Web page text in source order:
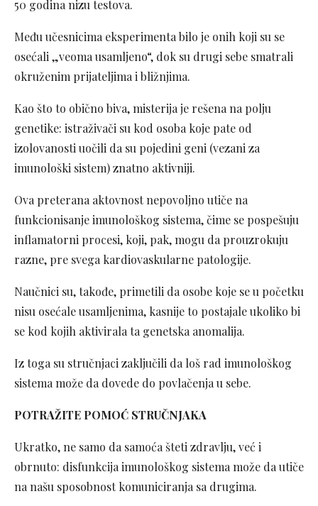
50 godina nizu testova.
Među učesnicima eksperimenta bilo je onih koji su se
osećali „veoma usamljeno“, dok su drugi sebe smatrali
okruženim prijateljima i bližnjima.
Kao što to obično biva, misterija je rešena na polju
genetike: istraživači su kod osoba koje pate od
izolovanosti uočili da su pojedini geni (vezani za
imunološki sistem) znatno aktivniji.
Ova preterana aktovnost nepovoljno utiče na
funkcionisanje imunološkog sistema, čime se pospešuju
inflamatorni procesi, koji, pak, mogu da prouzrokuju
razne, pre svega kardiovaskularne patologije.
Naučnici su, takođe, primetili da osobe koje se u početku
nisu osećale usamljenima, kasnije to postajale ukoliko bi
se kod kojih aktivirala ta genetska anomalija.
Iz toga su stručnjaci zaključili da loš rad imunološkog
sistema može da dovede do povlačenja u sebe.
POTRAŽITE POMOĆ STRUČNJAKA
Ukratko, ne samo da samoća šteti zdravlju, već i
obrnuto: disfunkcija imunološkog sistema može da utiče
na našu sposobnost komuniciranja sa drugima.